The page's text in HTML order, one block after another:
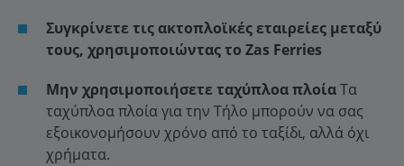
Συγκρίνετε τις ακτοπλοϊκές εταιρείες μεταξύ
τους, χρησιμοποιώντας το Zas Ferries
Μην χρησιμοποιήσετε ταχύπλοα πλοίαΤα
ταχύπλοα πλοία για την Τήλο μπορούν να σας
εξοικονομήσουν χρόνο από το ταξίδι, αλλά όχι
χρήματα.